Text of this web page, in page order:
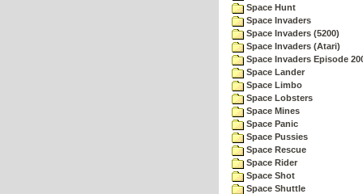
Space Hunt
Space Invaders
Space Invaders (5200)
Space Invaders (Atari)
Space Invaders Episode
Space Lander
Space Limbo
Space Lobsters
Space Mines
Space Panic
Space Pussies
Space Rescue
Space Rider
Space Shot
Space Shuttle